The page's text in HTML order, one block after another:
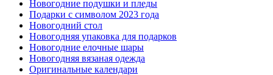
Новогодние подушки и пледы
Подарки с символом 2023 года
Новогодний стол
Новогодняя упаковка для подарков
Новогодние елочные шары
Новогодняя вязаная одежда
Оригинальные календари